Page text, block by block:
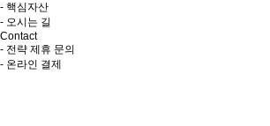
- 핵심자산
- 오시는 길
Contact
- 전략 제휴 문의
- 온라인 결제